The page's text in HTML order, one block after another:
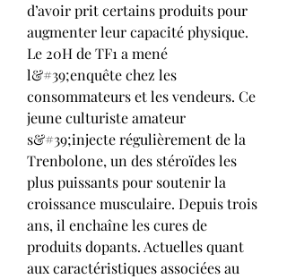
d’avoir prit certains produits pour
augmenter leur capacité physique.
Le 20H de TF1 a mené
l&#39;enquête chez les
consommateurs et les vendeurs. Ce
jeune culturiste amateur
s&#39;injecte régulièrement de la
Trenbolone, un des stéroïdes les
plus puissants pour soutenir la
croissance musculaire. Depuis trois
ans, il enchaîne les cures de
produits dopants. Actuelles quant
aux caractéristiques associées au